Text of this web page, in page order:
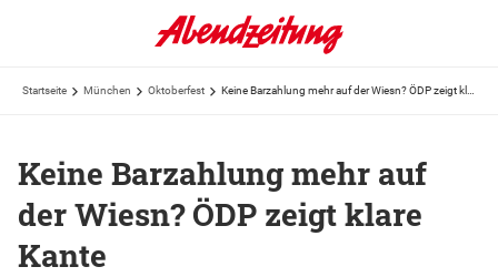
Startseite München Oktoberfest
Keine Barzahlung mehr auf
der Wiesn? ÖDP zeigt klare
Kante